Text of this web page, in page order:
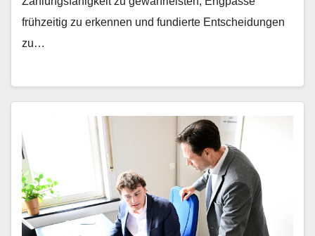
frühzeitig zu erkennen und fundierte Entscheidungen
zu…